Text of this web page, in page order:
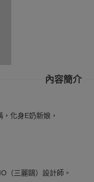
內容簡介
化身E奶新娘，
（三麗鷗）設計師。